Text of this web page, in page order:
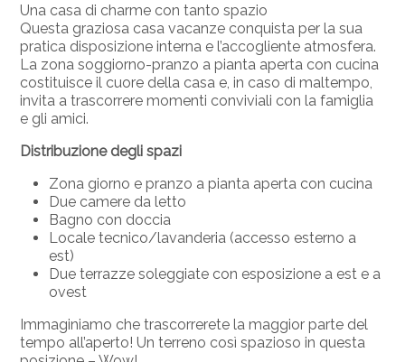
Una casa di charme con tanto spazio
Questa graziosa casa vacanze conquista per la sua
pratica disposizione interna e l’accogliente atmosfera.
La zona soggiorno-pranzo a pianta aperta con cucina
costituisce il cuore della casa e, in caso di maltempo,
invita a trascorrere momenti conviviali con la famiglia
e gli amici.
Distribuzione degli spazi
Zona giorno e pranzo a pianta aperta con cucina
Due camere da letto
Bagno con doccia
Locale tecnico/lavanderia (accesso esterno a
est)
Due terrazze soleggiate con esposizione a est e a
ovest
Immaginiamo che trascorrerete la maggior parte del
tempo all’aperto! Un terreno così spazioso in questa